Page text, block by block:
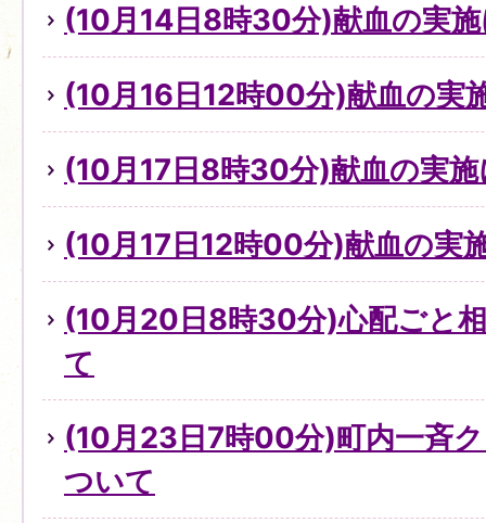
(10月14日8時30分)献血の実
(10月16日12時00分)献血の実
(10月17日8時30分)献血の実
(10月17日12時00分)献血の実
(10月20日8時30分)心配ごと
て
(10月23日7時00分)町内一斉
ついて